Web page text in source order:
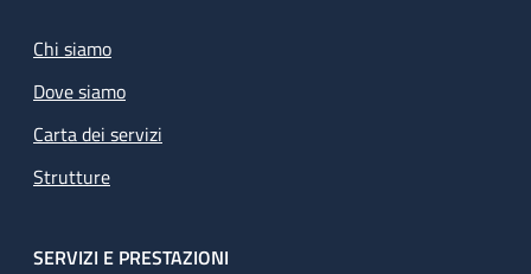
Chi siamo
Dove siamo
Carta dei servizi
Strutture
SERVIZI E PRESTAZIONI